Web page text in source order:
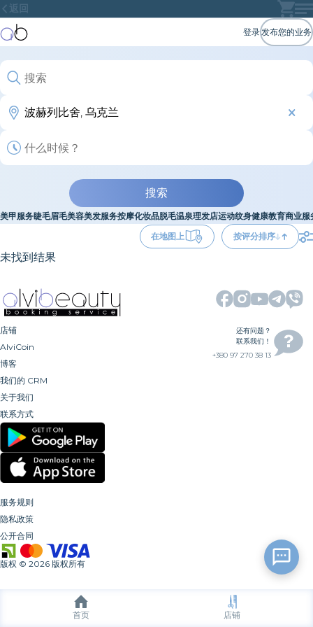
首页 店铺
返回
登录发布您的业务
搜索
美甲服务睫毛眉毛美容美发服务按摩化妆品脱毛温泉理发店运动纹身健康教育商业服
在地图上
按评分排序
未找到结果
店铺
AlviCoin
博客
我们的 CRM
关于我们
联系方式
还有问题？
联系我们！
+380 97 270 38 13
服务规则
隐私政策
公开合同
版权 © 2026 版权所有